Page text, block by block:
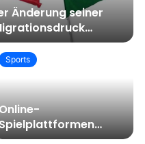
Änderung seiner
Sports
7 verlässliche